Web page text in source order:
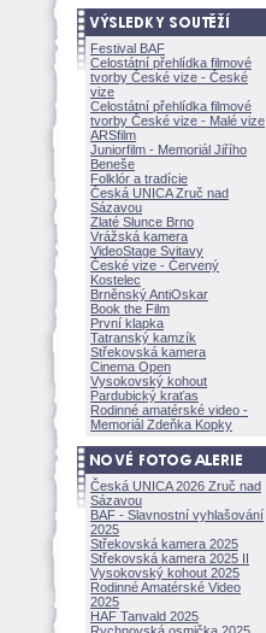
Festival BAF
Celostátní přehlídka filmové
tvorby České vize - České
vize
Celostátní přehlídka filmové
tvorby České vize - Malé vize
ARSfilm
Juniorfilm - Memoriál Jiřího
Beneše
Folklór a tradície
Česká UNICA Zruč nad
Sázavou
Zlaté Slunce Brno
Vrážská kamera
VideoStage Svitavy
České vize - Červený
Kostelec
Brněnský AntiOskar
Book the Film
První klapka
Tatranský kamzík
Střekovská kamera
Cinema Open
Vysokovský kohout
Pardubický kraťas
Rodinné amatérské video -
Memoriál Zdeňka Kopky
Česká UNICA 2026 Zruč nad
Sázavou
BAF - Slavnostní vyhlašování
2025
Střekovská kamera 2025
Střekovská kamera 2025 II
Vysokovský kohout 2025
Rodinné Amatérské Video
2025
HAF Tanvald 2025